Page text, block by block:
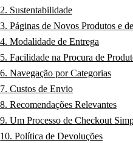
2. Sustentabilidade
3. Páginas de Novos Produtos e
4. Modalidade de Entrega
5. Facilidade na Procura de
6. Navegação por Categorias
7. Custos de Envio
8. Recomendações Relevantes
9. Um Processo de Checkout
10. Política de Devoluções